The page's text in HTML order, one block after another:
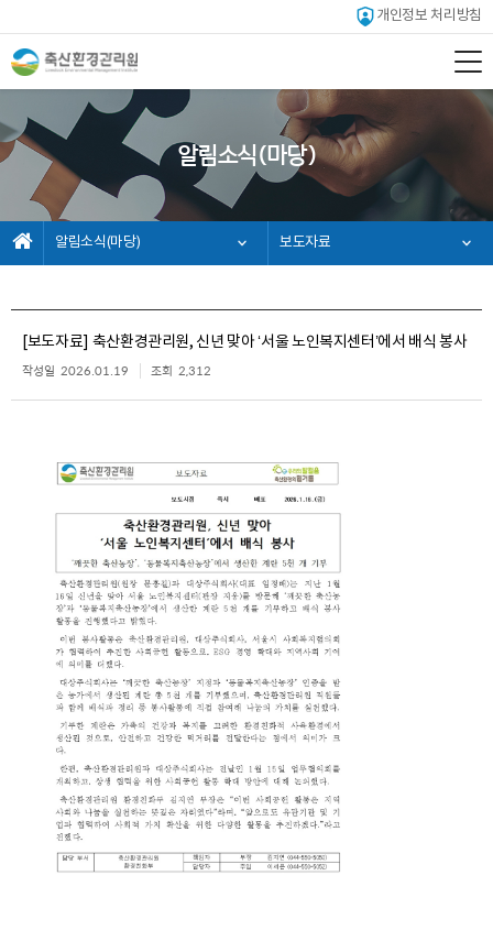
개인정보 처리방침
알림소식(마당)
알림소식(마당) 보도자료
[보도자료] 축산환경관리원, 신년 맞아 ‘서울 노인복지센터’에서 배식 봉사
작성일 2026.01.19 조회 2,312